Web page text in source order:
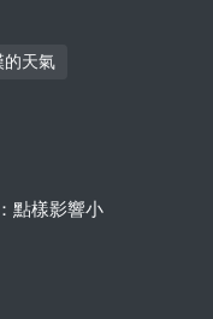
天氣
點樣影響小